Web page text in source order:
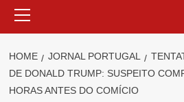
Menu
HOME JORNAL PORTUGAL
DE DONALD TRUMP: SUSPEITO
HORAS ANTES DO COMÍCIO